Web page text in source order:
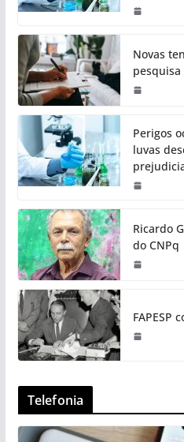
Novas
pesquisa
Perigos
luvas
Ricardo
do CNPq
FAPESP
Telefonia